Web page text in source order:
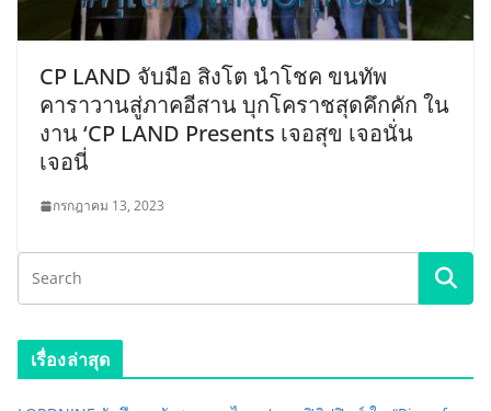
CP LAND จับมือ สิงโต นำโชค ขนทัพ
คาราวานสู่ภาคอีสาน บุกโคราชสุดคึกคัก ใน
งาน ‘CP LAND Presents เจอสุข เจอนั่น
เจอนี่
กรกฎาคม 13, 2023
เรื่องล่าสุด